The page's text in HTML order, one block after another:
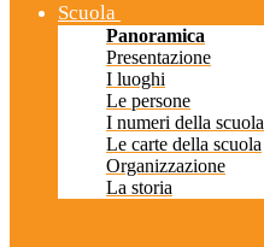
Scuola
Panoramica
Presentazione
I luoghi
Le persone
I numeri della scuola
Le carte della scuola
Organizzazione
La storia